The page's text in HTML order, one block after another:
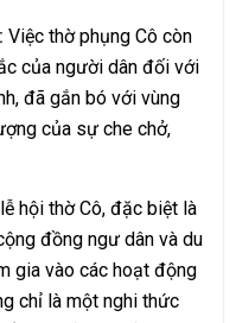
Việc thờ phụng Cô còn
của người dân đối với
đã gắn bó với vùng
của sự che chở,
hội thờ Cô, đặc biệt là
đồng ngư dân và du
gia vào các hoạt động
chỉ là một nghi thức